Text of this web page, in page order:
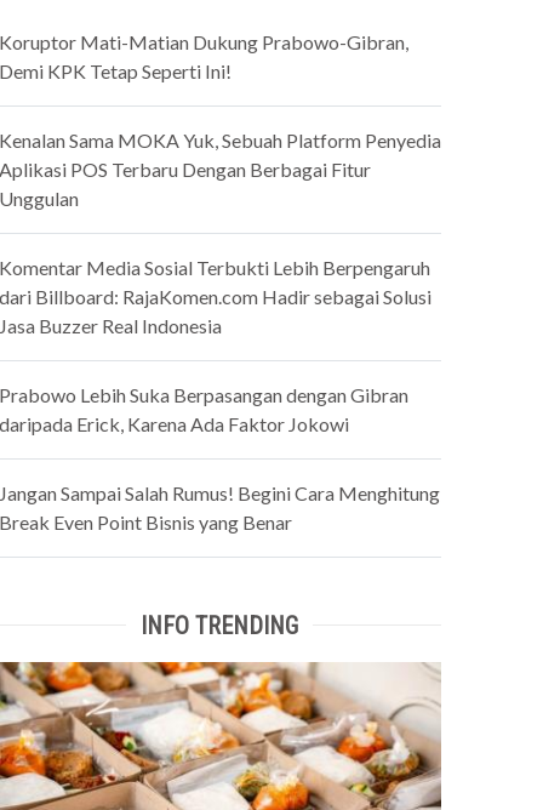
Mati-Matian Dukung Prabowo-Gibran,
KPK Tetap Seperti Ini!
Sama MOKA Yuk, Sebuah Platform Penyedia
POS Terbaru Dengan Berbagai Fitur
Media Sosial Terbukti Lebih Berpengaruh
Billboard: RajaKomen.com Hadir sebagai Solusi
Buzzer Real Indonesia
Lebih Suka Berpasangan dengan Gibran
Erick, Karena Ada Faktor Jokowi
Sampai Salah Rumus! Begini Cara Menghitung
Even Point Bisnis yang Benar
INFO TRENDING